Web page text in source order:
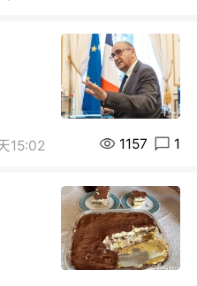
15:02 1157 1